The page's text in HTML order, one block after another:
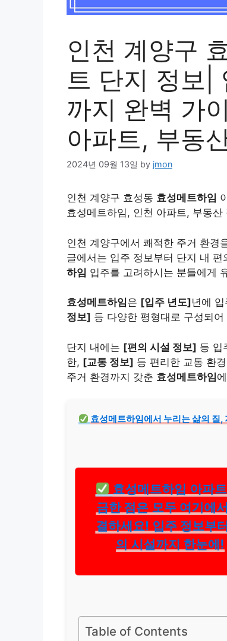
인천 계양구
트 단지 정보|
까지 완벽 가
아파트, 부동
2024년 09월 13일 by jmon
인천 계양구 효성동 효성메트하임
효성메트하임, 인천 아파트, 부동산
인천 계양구에서 쾌적한 주거 환경
글에서는 입주 정보부터 단지 내
하임 입주를 고려하시는 분들에게
효성메트하임은 [입주 년도] 년에
정보] 등 다양한 평형대로 구성되어
단지 내에는 [편의 시설 정보] 등 입
한, [교통 정보] 등 편리한 교통 환
주거 환경까지 갖춘 효성메트하임
효성메트하임에서 누리는 삶의 질,
효성메트하임 아파
금한 점은 모두 여기에
결하세요! 입주 정보부
의 시설까지 한눈에!
Table of Contents